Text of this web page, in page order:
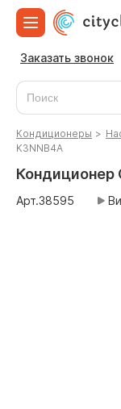
Заказать звонок
Кондиционеры >
K3NNB4A
Кондиционер
Арт.38595